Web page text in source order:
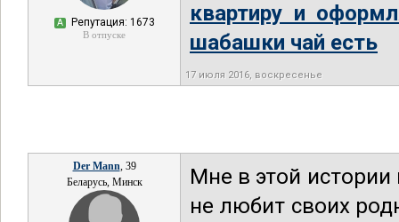
А Репутация: 1673
В отпуске
квартиру и
шабашки чай есть
17 июля 2016, воскресенье
Der Mann, 39
Беларусь, Минск
Мне в этой истории
не любит своих